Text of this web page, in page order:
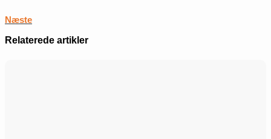
Næste
Relaterede artikler